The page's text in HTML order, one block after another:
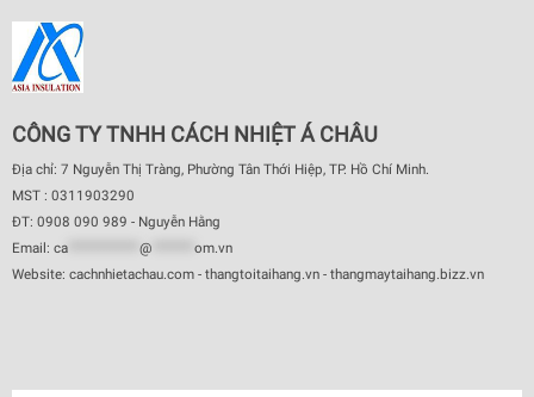
CÔNG TY TNHH CÁCH NHIỆT Á CHÂU
Địa chỉ: 7 Nguyễn Thị Tràng, Phường Tân Thới Hiệp, TP. Hồ Chí Minh.
MST : 0311903290
ĐT: 0908 090 989 - Nguyễn Hằng
Email: ca @
om.vn
Website: cachnhietachau.com - thangtoitaihang.vn - thangmaytaihang.bizz.vn